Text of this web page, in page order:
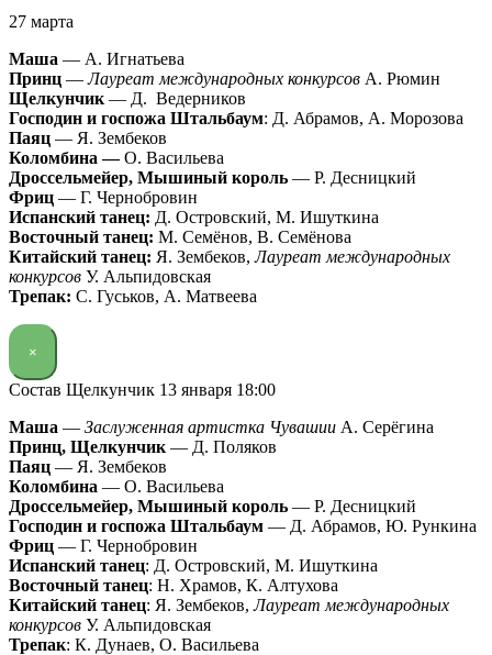
27 марта
Маша — А. Игнатьева
Принц —Лауреат международных конкурсов А. Рюмин
Щелкунчик — Д. Ведерников
Господин и госпожа Штальбаум: Д. Абрамов, А. Морозова
Паяц — Я. Зембеков
Коломбина —О. Васильева
Дроссельмейер, Мышиный король — Р. Десницкий
Фриц — Г. Чернобровин
Испанский танец: Д. Островский, М. Ишуткина
Восточный танец: М. Семёнов, В. Семёнова
Китайский танец: Я. Зембеков,Лауреат международных
конкурсов У. Альпидовская
Трепак: С. Гуськов, А. Матвеева
×
Состав Щелкунчик 13 января 18:00
Маша — Заслуженная артистка Чувашии А. Серёгина
Принц, Щелкунчик — Д. Поляков
Паяц — Я. Зембеков
Коломбина — О. Васильева
Дроссельмейер, Мышиный король — Р. Десницкий
Господин и госпожа Штальбаум — Д. Абрамов, Ю. Рункина
Фриц — Г. Чернобровин
Испанский танец: Д. Островский, М. Ишуткина
Восточный танец: Н. Храмов, К. Алтухова
Китайский танец: Я. Зембеков,Лауреат международных
конкурсов У. Альпидовская
Трепак: К. Дунаев, О. Васильева